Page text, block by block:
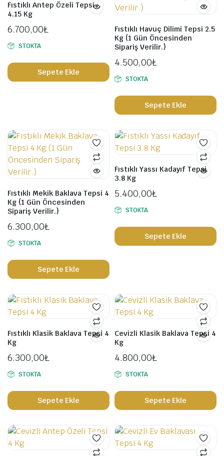
Fıstıklı Antep Özeli Tepsi
4.15 Kg
6.700,00₺
STOKTA
Sepete Ekle
Fıstıklı Havuç Dilimi Tepsi 2.5
Kg (1 Gün Öncesinden
Sipariş Verilir.)
4.500,00₺
STOKTA
Sepete Ekle
Fıstıklı Mekik Baklava Tepsi 4
Kg (1 Gün Öncesinden
Sipariş Verilir.)
6.300,00₺
STOKTA
Sepete Ekle
Fıstıklı Yassı Kadayıf Tepsi
3.8 Kg
5.400,00₺
STOKTA
Sepete Ekle
Fıstıklı Klasik Baklava Tepsi 4
Kg
6.300,00₺
STOKTA
Sepete Ekle
Cevizli Klasik Baklava Tepsi 4
Kg
4.800,00₺
STOKTA
Sepete Ekle